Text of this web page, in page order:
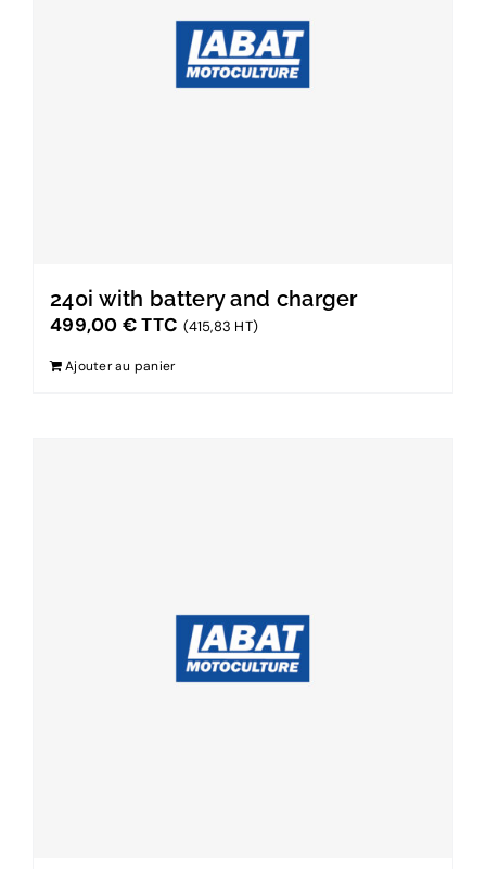
240i with battery and charger
499,00 €TTC (415,83 HT)
Ajouter au panier